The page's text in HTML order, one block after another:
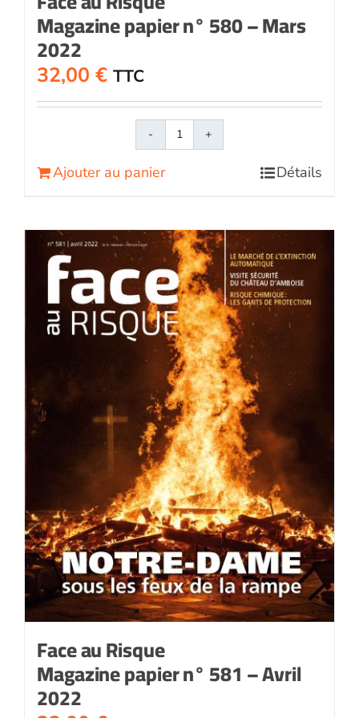
Magazine papier n° 580 – Mars
2022
32,00 € TTC
quantité
papier
n°
580
-
Mars
2022
Ajouter au panier Détails
Face au Risque
Magazine papier n° 581 – Avril
2022